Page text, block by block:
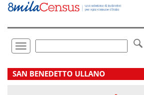
Vai
direttamente
Toggle
navigation
.
SAN BENEDETTO ULLANO